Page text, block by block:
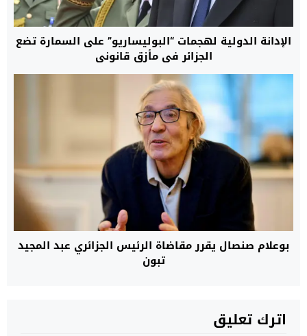
الإدانة الدولية لهجمات “البوليساريو” على السمارة تضع
الجزائر في مأزق قانوني
بوعلام صنصال يقرر مقاضاة الرئيس الجزائري عبد المجيد
تبون
اترك تعليق